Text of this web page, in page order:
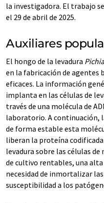
la investigadora. El trabajo
el 29 de abril de 2025.
Auxiliares
El hongo de la levadura
en la fabricación de
eficaces. La información
implanta en las células de
través de una molécula de
laboratorio. A continuación,
de forma estable esta
liberan la proteína
levadura sobre las células
de cultivo rentables, una
necesidad de inmortalizar
susceptibilidad a los